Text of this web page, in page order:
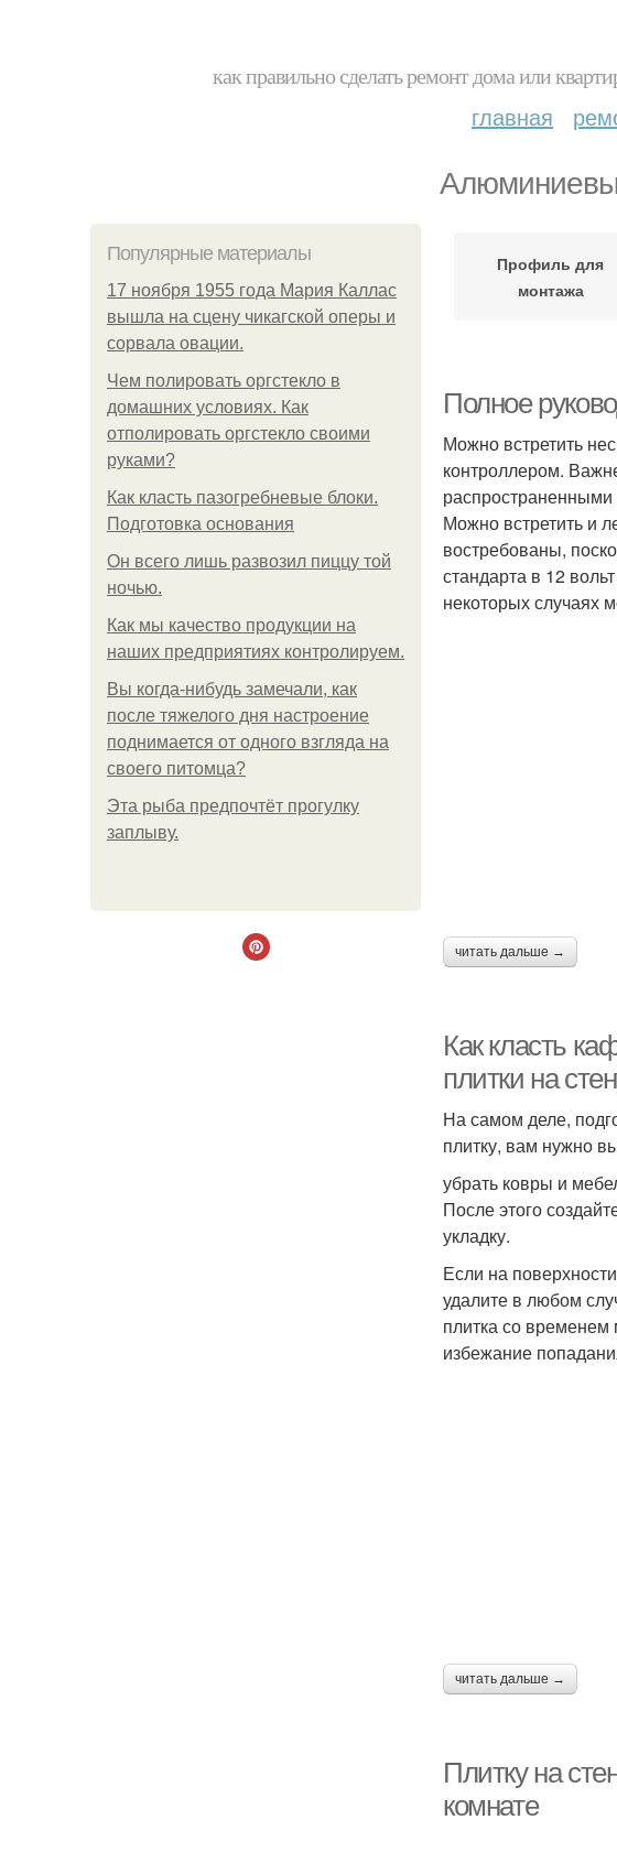
как правильно сделать ремонт дома или
главная
Популярные материалы
17 ноября 1955 года Мария Каллас
вышла на сцену чикагской оперы и
сорвала овации.
Чем полировать оргстекло в
домашних условиях. Как
отполировать оргстекло своими
руками?
Как класть пазогребневые блоки.
Подготовка основания
Он всего лишь развозил пиццу той
ночью.
Как мы качество продукции на
наших предприятиях контролируем.
Вы когда-нибудь замечали, как
после тяжелого дня настроение
поднимается от одного взгляда на
своего питомца?
Эта рыба предпочтёт прогулку
заплыву.
Профиль для
монтажа
Полное
Можно встретить
контроллером.
распространенными
Можно встретить и
востребованы,
стандарта в 12
некоторых случаях
читать дальше →
Как класть
плитки на
На самом деле,
плитку, вам нужно
убрать ковры и
После этого
укладку.
Если на
удалите в любом
плитка со временем
избежание
читать дальше →
Плитку на
комнате